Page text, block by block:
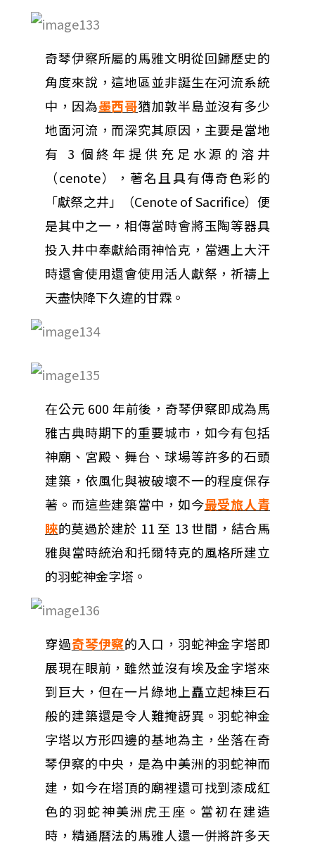
奇琴伊察所屬的馬雅文明從回歸歷史的
角度來說，這地區並非誕生在河流系統
中，因為墨西哥猶加敦半島並沒有多少
地面河流，而深究其原因，主要是當地
有 3 個終年提供充足水源的溶井
（cenote），著名且具有傳奇色彩的
「獻祭之井」（Cenote of Sacrifice）便
是其中之一，相傳當時會將玉陶等器具
投入井中奉獻給雨神恰克，當遇上大汗
時還會使用還會使用活人獻祭，祈禱上
天盡快降下久違的甘霖。
在公元 600 年前後，奇琴伊察即成為馬
雅古典時期下的重要城市，如今有包括
神廟、宮殿、舞台、球場等許多的石頭
建築，依風化與被破壞不一的程度保存
著。而這些建築當中，如今最受旅人青
睞的莫過於建於 11 至 13 世間，結合馬
雅與當時統治和托爾特克的風格所建立
的羽蛇神金字塔。
穿過奇琴伊察的入口，羽蛇神金字塔即
展現在眼前，雖然並沒有埃及金字塔來
到巨大，但在一片綠地上矗立起棟巨石
般的建築還是令人難掩訝異。羽蛇神金
字塔以方形四邊的基地為主，坐落在奇
琴伊察的中央，是為中美洲的羽蛇神而
建，如今在塔頂的廟裡還可找到漆成紅
色的羽蛇神美洲虎王座。當初在建造
時，精通曆法的馬雅人還一併將許多天